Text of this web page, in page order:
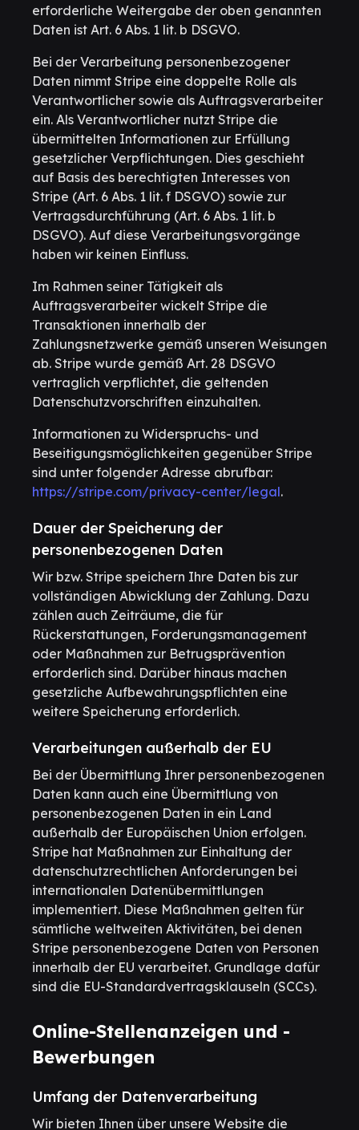
erforderliche Weitergabe der oben genannten
Daten ist Art. 6 Abs. 1 lit. b DSGVO.
Bei der Verarbeitung personenbezogener
Daten nimmt Stripe eine doppelte Rolle als
Verantwortlicher sowie als Auftragsverarbeiter
ein. Als Verantwortlicher nutzt Stripe die
übermittelten Informationen zur Erfüllung
gesetzlicher Verpflichtungen. Dies geschieht
auf Basis des berechtigten Interesses von
Stripe (Art. 6 Abs. 1 lit. f DSGVO) sowie zur
Vertragsdurchführung (Art. 6 Abs. 1 lit. b
DSGVO). Auf diese Verarbeitungsvorgänge
haben wir keinen Einfluss.
Im Rahmen seiner Tätigkeit als
Auftragsverarbeiter wickelt Stripe die
Transaktionen innerhalb der
Zahlungsnetzwerke gemäß unseren Weisungen
ab. Stripe wurde gemäß Art. 28 DSGVO
vertraglich verpflichtet, die geltenden
Datenschutzvorschriften einzuhalten.
Informationen zu Widerspruchs- und
Beseitigungsmöglichkeiten gegenüber Stripe
sind unter folgender Adresse abrufbar:
https://stripe.com/privacy-center/legal.
Dauer der Speicherung der
personenbezogenen Daten
Wir bzw. Stripe speichern Ihre Daten bis zur
vollständigen Abwicklung der Zahlung. Dazu
zählen auch Zeiträume, die für
Rückerstattungen, Forderungsmanagement
oder Maßnahmen zur Betrugsprävention
erforderlich sind. Darüber hinaus machen
gesetzliche Aufbewahrungspflichten eine
weitere Speicherung erforderlich.
Verarbeitungen außerhalb der EU
Bei der Übermittlung Ihrer personenbezogenen
Daten kann auch eine Übermittlung von
personenbezogenen Daten in ein Land
außerhalb der Europäischen Union erfolgen.
Stripe hat Maßnahmen zur Einhaltung der
datenschutzrechtlichen Anforderungen bei
internationalen Datenübermittlungen
implementiert. Diese Maßnahmen gelten für
sämtliche weltweiten Aktivitäten, bei denen
Stripe personenbezogene Daten von Personen
innerhalb der EU verarbeitet. Grundlage dafür
sind die EU-Standardvertragsklauseln (SCCs).
Online-Stellenanzeigen und -
Bewerbungen
Umfang der Datenverarbeitung
Wir bieten Ihnen über unsere Website die